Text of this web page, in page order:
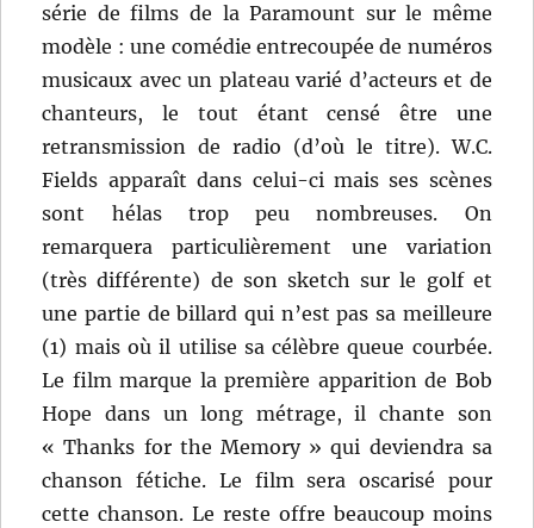
série de films de la Paramount sur le même
modèle : une comédie entrecoupée de numéros
musicaux avec un plateau varié d’acteurs et de
chanteurs, le tout étant censé être une
retransmission de radio (d’où le titre). W.C.
Fields apparaît dans celui-ci mais ses scènes
sont hélas trop peu nombreuses. On
remarquera particulièrement une variation
(très différente) de son sketch sur le golf et
une partie de billard qui n’est pas sa meilleure
(1) mais où il utilise sa célèbre queue courbée.
Le film marque la première apparition de Bob
Hope dans un long métrage, il chante son
« Thanks for the Memory » qui deviendra sa
chanson fétiche. Le film sera oscarisé pour
cette chanson. Le reste offre beaucoup moins